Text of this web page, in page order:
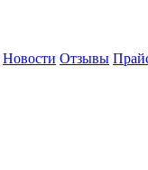
Новости Отзывы